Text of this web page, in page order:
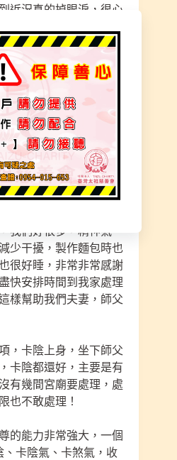
近況真的掉眼淚，很心
示家中有聚陰現象，需
源問題，身上的陰氣收
次處理身體狀況，夫妻
很不好，快崩潰！
我們有比較好睡，師父
前剩家中陰的聚集要去
神、精神、身體狀態，
能恢復！
我們好很多，精神氣
少干擾，製作麵包時也
很好睡，非常非常感謝
快安排時間到我家處理
樣幫助我們夫妻，師父
，卡陰上身，坐下師父
卡陰都還好，主要是有
有幾間宮廟要處理，處
也不敢處理！
的能力非常強大，一個
、卡陰氣、卡煞氣，收